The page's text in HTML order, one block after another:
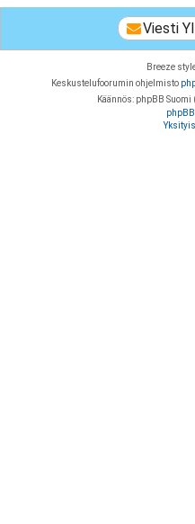
Viesti
Breeze
Keskustelufoorumin ohjelmisto
Käännös: phpBB